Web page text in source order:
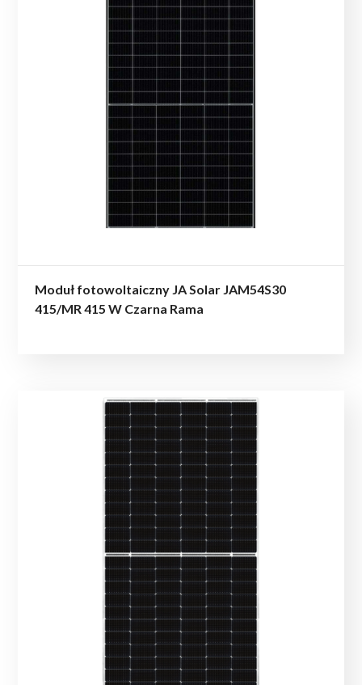
Moduł fotowoltaiczny JA Solar JAM54S30
415/MR 415 W Czarna Rama